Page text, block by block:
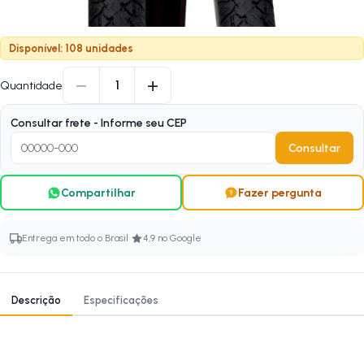
Disponível: 108 unidades
Quantidade − 1 +
Consultar frete - Informe seu CEP
Consultar
Compartilhar Fazer pergunta
Entrega em todo o Brasil · 4,9 no Google
Descrição Especificações